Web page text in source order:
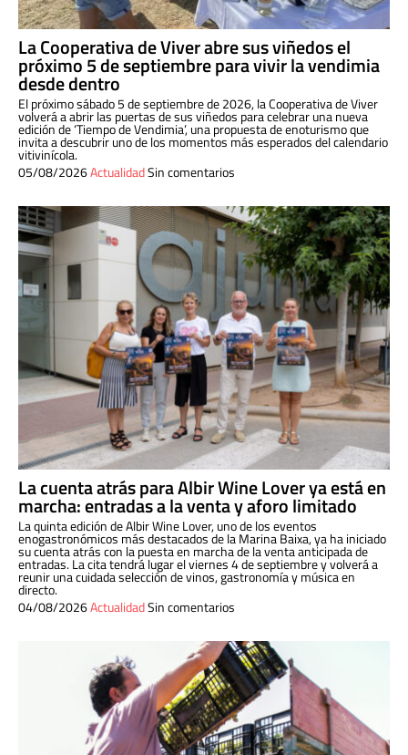
La Cooperativa de Viver abre sus viñedos el
próximo 5 de septiembre para vivir la vendimia
desde dentro
El próximo sábado 5 de septiembre de 2026, la Cooperativa de Viver
volverá a abrir las puertas de sus viñedos para celebrar una nueva
edición de ‘Tiempo de Vendimia’, una propuesta de enoturismo que
invita a descubrir uno de los momentos más esperados del calendario
vitivinícola.
05/08/2026ActualidadSin comentarios
La cuenta atrás para Albir Wine Lover ya está en
marcha: entradas a la venta y aforo limitado
La quinta edición de Albir Wine Lover, uno de los eventos
enogastronómicos más destacados de la Marina Baixa, ya ha iniciado
su cuenta atrás con la puesta en marcha de la venta anticipada de
entradas. La cita tendrá lugar el viernes 4 de septiembre y volverá a
reunir una cuidada selección de vinos, gastronomía y música en
directo.
04/08/2026ActualidadSin comentarios